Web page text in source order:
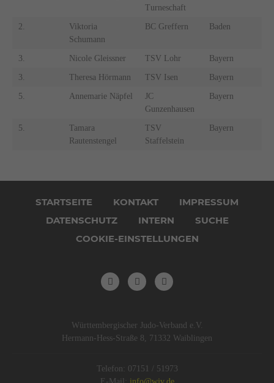
Turneschaft
2.
Viktoria
Schumann
BC Greffern Baden
3. Nicole Gleissner TSV Lohr Bayern
3. Theresa Hörmann TSV Isen Bayern
5. Annemarie Näpfel
JC
Gunzenhausen
Bayern
5.
Tamara
Rautenstengel
TSV
Staffelstein
Bayern
überspringenSTARTSEITE KONTAKT
IMPRESSUM
DATENSCHUTZ
INTERN
SUCHE
COOKIE-EINSTELLUNGEN
Württembergischer Judo-Verband e.V.
Hermann-Hess-Straße 8, 71332 Waiblingen
Telefon: 07151 / 51973